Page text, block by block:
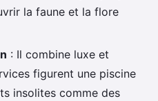
la faune et la flore
: Il combine luxe et
figurent une piscine
insolites comme des